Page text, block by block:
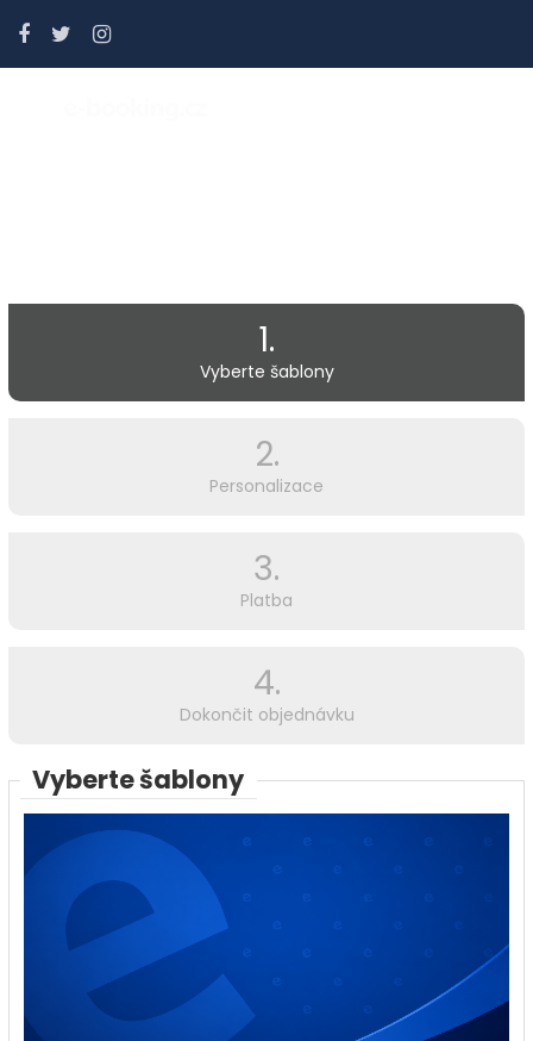
1.
Vyberte šablony
2.
Personalizace
3.
Platba
4.
Dokončit objednávku
Vyberte šablony